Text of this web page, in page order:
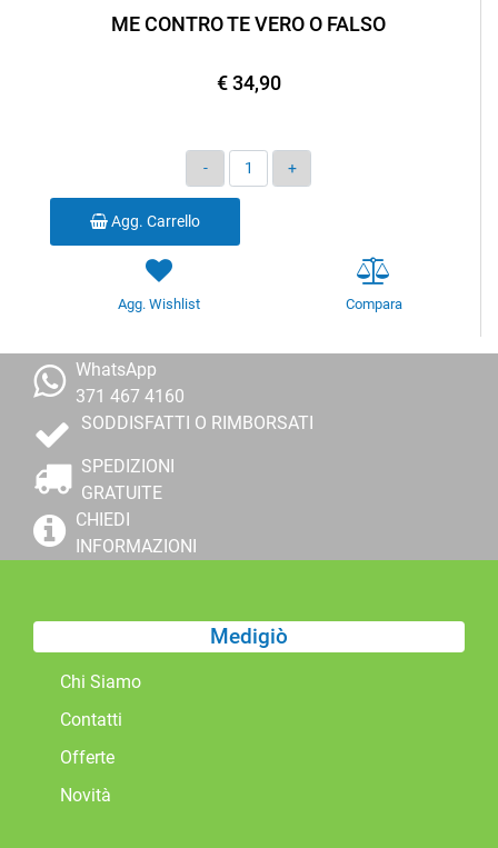
ME CONTRO TE VERO O FALSO
€ 34,90
Quantità
Agg. Carrello
Agg. Wishlist Compara
WhatsApp
371 467 4160
SODDISFATTI O RIMBORSATI
SPEDIZIONI
GRATUITE
CHIEDI
INFORMAZIONI
Medigiò
Chi Siamo
Contatti
Offerte
Novità